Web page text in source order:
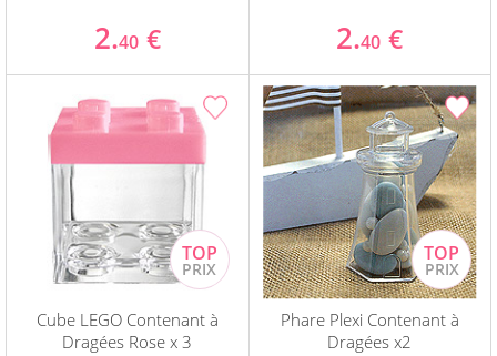
2.40 € 2.40 €
Cube LEGO Contenant à
Dragées Rose x 3
Phare Plexi Contenant à
Dragées x2